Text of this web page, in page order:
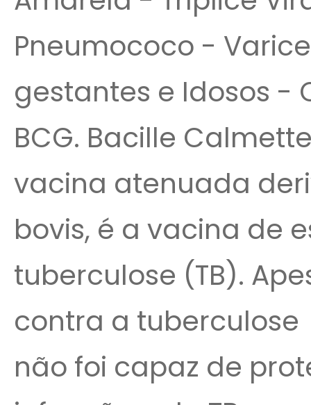
Pneumococo -
gestantes e Idosos -
BCG. Bacille
vacina atenuada
bovis, é a vacina de
tuberculose (TB).
contra a tuberculose
não foi capaz de